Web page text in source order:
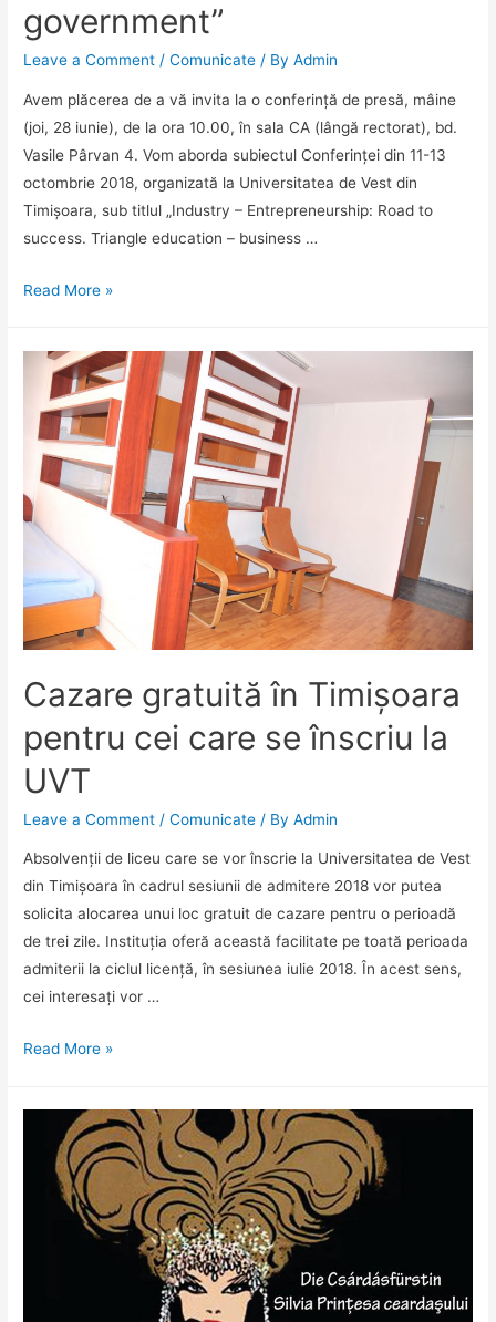
government”
Leave a Comment /Comunicate / ByAdmin
Avem plăcerea de a vă invita la o conferință de presă, mâine
(joi, 28 iunie), de la ora 10.00, în sala CA (lângă rectorat), bd.
Vasile Pârvan 4. Vom aborda subiectul Conferinței din 11-13
octombrie 2018, organizată la Universitatea de Vest din
Timișoara, sub titlul „Industry – Entrepreneurship: Road to
success. Triangle education – business …
Conferință
„Industry
Entrepreneurship:
Road
to
success.
Triangle
education
business
local
government”
Read More »
Cazare gratuită în Timișoara
pentru cei care se înscriu la
UVT
Leave a Comment /Comunicate / ByAdmin
Absolvenții de liceu care se vor înscrie la Universitatea de Vest
din Timișoara în cadrul sesiunii de admitere 2018 vor putea
solicita alocarea unui loc gratuit de cazare pentru o perioadă
de trei zile. Instituția oferă această facilitate pe toată perioada
admiterii la ciclul licență, în sesiunea iulie 2018. În acest sens,
cei interesați vor …
Cazare
Timișoara
pentru
Read More »